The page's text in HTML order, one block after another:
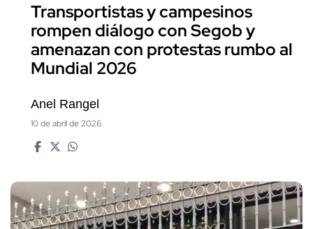
Transportistas y campesinos
rompen diálogo con Segob y
amenazan con protestas rumbo al
Mundial 2026
Anel Rangel
10 de abril de 2026